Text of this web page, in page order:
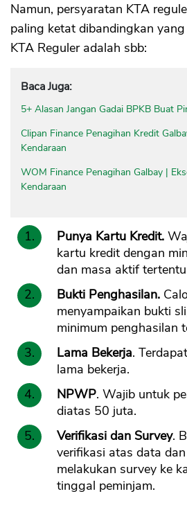
Namun, persyaratan KTA
paling ketat dibandingkan
KTA Reguler adalah sbb:
Baca Juga:
5+ Alasan Jangan Gadai BPKB Buat
Clipan Finance Penagihan Kredit
Kendaraan
WOM Finance Penagihan Galbay |
Kendaraan
Punya Kartu Kredit.
kartu kredit dengan
dan masa aktif
Bukti Penghasilan.
menyampaikan bukti
minimum penghasilan
Lama Bekerja.
lama bekerja.
NPWP. Wajib untuk
diatas 50 juta.
Verifikasi dan Survey.
verifikasi atas data
melakukan survey ke
tinggal peminjam.